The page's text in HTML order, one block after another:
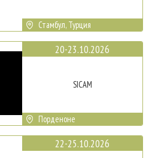
Стамбул, Турция
20-23.10.2026
SICAM
Порденоне
22-25.10.2026